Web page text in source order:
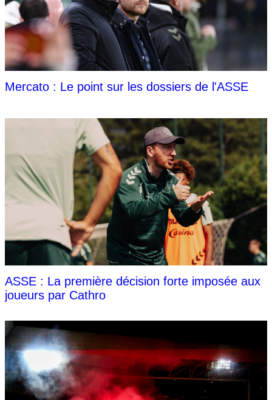
Mercato : Le point sur les dossiers de l'ASSE
ASSE : La première décision forte imposée aux
joueurs par Cathro